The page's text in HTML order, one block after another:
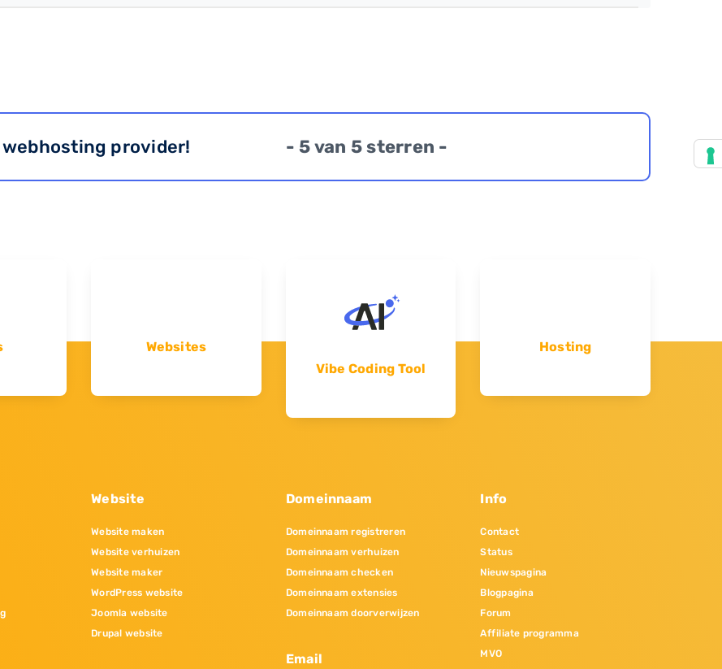
provider! - 5 van 5 sterren -
Websites
Vibe Coding Tool
Hosting
Website
Website maken
Website verhuizen
Website maker
WordPress website
Joomla website
Drupal website
Domeinnaam
Domeinnaam registreren
Domeinnaam verhuizen
Domeinnaam checken
Domeinnaam extensies
Domeinnaam doorverwijzen
Email
Info
Contact
Status
Nieuwspagina
Blogpagina
Forum
Affiliate programma
MVO